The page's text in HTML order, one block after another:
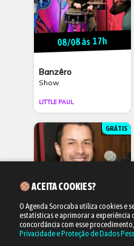
08/08 às 17h
Banzêro
Show
LITTLE PAUL
GRÁTIS
09/08 às 17h
ACEITA COOKIES?
O Agenda Sorocaba utiliza cookies e
estatísticas e aprimorar a experiência
concordância com esse
Privacidade e Proteção de Dados